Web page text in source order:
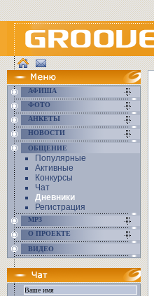
АФИША
ФОТО
АНКЕТЫ
НОВОСТИ
ОБЩЕНИЕ
Популярные
Активные
Конкурсы
Чат
Дневники
Регистрация
MP3
О ПРОЕКТЕ
ВИДЕО